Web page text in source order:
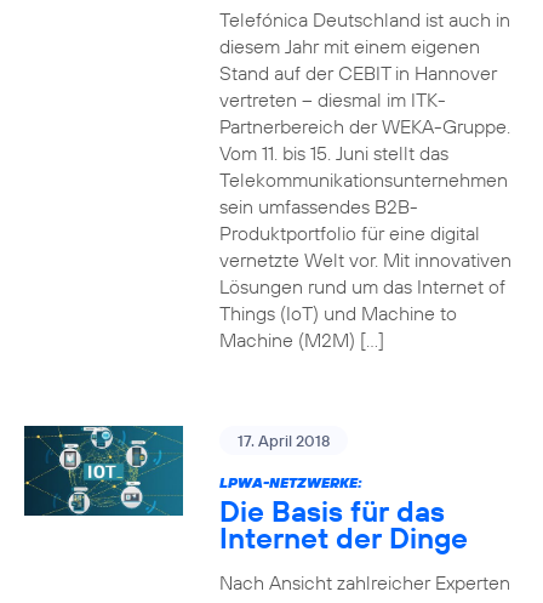
Telefónica Deutschland ist auch in
diesem Jahr mit einem eigenen
Stand auf der CEBIT in Hannover
vertreten – diesmal im ITK-
Partnerbereich der WEKA-Gruppe.
Vom 11. bis 15. Juni stellt das
Telekommunikationsunternehmen
sein umfassendes B2B-
Produktportfolio für eine digital
vernetzte Welt vor. Mit innovativen
Lösungen rund um das Internet of
Things (IoT) und Machine to
Machine (M2M) […]
17. April 2018
LPWA-NETZWERKE:
Die Basis für das
Internet der Dinge
Nach Ansicht zahlreicher Experten